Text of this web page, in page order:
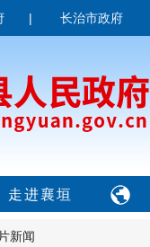
| 长治市政府
走进襄垣
新闻